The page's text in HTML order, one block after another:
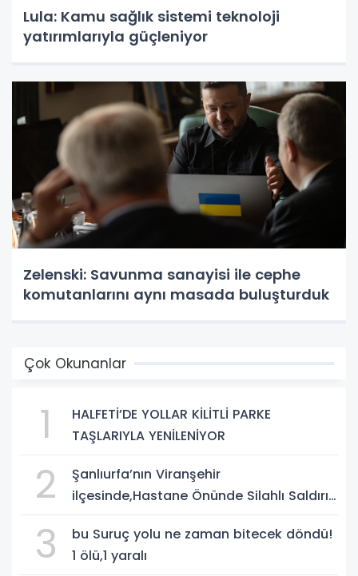
Lula: Kamu sağlık sistemi teknoloji
yatırımlarıyla güçleniyor
Zelenski: Savunma sanayisi ile cephe
komutanlarını aynı masada buluşturduk
Çok Okunanlar
1
HALFETİ’DE YOLLAR KİLİTLİ PARKE
TAŞLARIYLA YENİLENİYOR
2
Şanlıurfa’nın Viranşehir
ilçesinde,Hastane Önünde Silahlı Saldırı:
3
bu Suruç yolu ne zaman bitecek döndü!
1 ölü,1 yaralı